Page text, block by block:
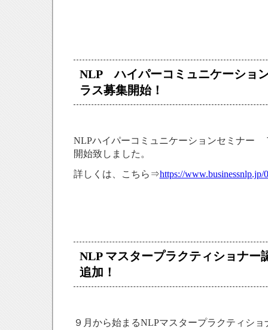
NLP ハイパーコミュニケーショ
ラス募集開始！
NLPハイパーコミュニケーションセミナー
開始致しました。
詳しくは、こちら⇒https://www.businessnlp.jp/
NLP マスタープラクティショナー
追加！
９月から始まるNLPマスタープラクティシ